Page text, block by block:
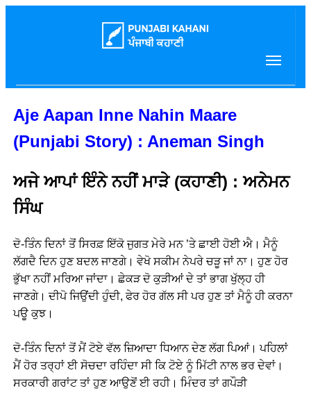
Aje Aapan Inne Nahin Maare
(Punjabi Story) : Aneman Singh
ਅਜੇ ਆਪਾਂ ਇੰਨੇ ਨਹੀਂ ਮਾੜੇ (ਕਹਾਣੀ) : ਅਨੇਮਨ
ਸਿੰਘ
ਦੋ-ਤਿੰਨ ਦਿਨਾਂ ਤੋਂ ਸਿਰਫ਼ ਇੱਕੋ ਜੁਗਤ ਮੇਰੇ ਮਨ ’ਤੇ ਛਾਈ ਹੋਈ ਐ। ਮੈਨੂੰ
ਲੱਗਦੈ ਦਿਨ ਹੁਣ ਬਦਲ ਜਾਣਗੇ। ਵੇਖੋ ਸਕੀਮ ਨੇਪਰੇ ਚੜੂ ਜਾਂ ਨਾ। ਹੁਣ ਹੋਰ
ਭੁੱਖਾ ਨਹੀਂ ਮਰਿਆ ਜਾਂਦਾ। ਛੇਕੜ ਦੋ ਕੁੜੀਆਂ ਦੇ ਤਾਂ ਭਾਗ ਖੁੱਲ੍ਹ ਹੀ
ਜਾਣਗੇ। ਦੀਪੋ ਜਿਉਂਦੀ ਹੁੰਦੀ, ਫੇਰ ਹੋਰ ਗੱਲ ਸੀ ਪਰ ਹੁਣ ਤਾਂ ਮੈਨੂੰ ਹੀ ਕਰਨਾ
ਪਊ ਕੁਝ।
ਦੋ-ਤਿੰਨ ਦਿਨਾਂ ਤੋਂ ਮੈਂ ਟੋਏ ਵੱਲ ਜ਼ਿਆਦਾ ਧਿਆਨ ਦੇਣ ਲੱਗ ਪਿਆਂ। ਪਹਿਲਾਂ
ਮੈਂ ਹੋਰ ਤਰ੍ਹਾਂ ਈ ਸੋਚਦਾ ਰਹਿੰਦਾ ਸੀ ਕਿ ਟੋਏ ਨੂੰ ਮਿੱਟੀ ਨਾਲ ਭਰ ਦੇਵਾਂ।
ਸਰਕਾਰੀ ਗਰਾਂਟ ਤਾਂ ਹੁਣ ਆਉਣੋਂ ਈ ਰਹੀ। ਮਿੰਦਰ ਤਾਂ ਗਪੌੜੀ